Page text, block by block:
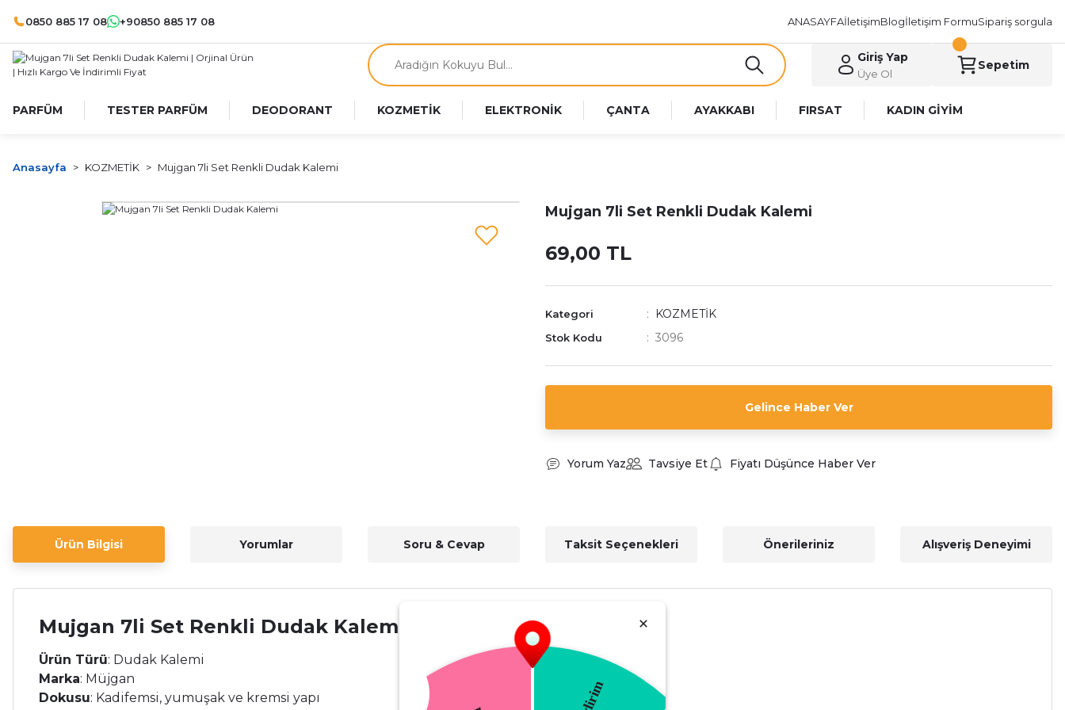
0850 885 17 08 +90850 885 17 08 ANASAYFAİletişimBlogİletişim FormuSipariş sorgula
Giriş Yap
Üye Ol
Sepetim
PARFÜM TESTER PARFÜM DEODORANT KOZMETİK ELEKTRONİK ÇANTA AYAKKABI FIRSAT KADIN GİYİM
Anasayfa KOZMETİK Mujgan 7li Set Renkli Dudak Kalemi
Mujgan 7li Set Renkli Dudak Kalemi
69,00 TL
Kategori KOZMETİK
Stok Kodu 3096
Gelince Haber Ver
Yorum Yaz Tavsiye Et Fiyatı Düşünce Haber Ver
Ürün Bilgisi Yorumlar Soru & Cevap Taksit Seçenekleri Önerileriniz Alışveriş Deneyimi
Mujgan 7li Set Renkli Dudak Kalemi
Ürün Türü: Dudak Kalemi
Marka: Müjgan
Dokusu: Kadifemsi, yumuşak ve kremsi yapı